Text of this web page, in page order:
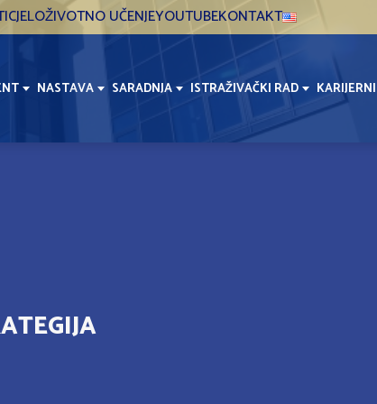
CJELOŽIVOTNO UČENJEYOUTUBEKONTAKT
NASTAVA SARADNJA ISTRAŽIVAČKI RAD